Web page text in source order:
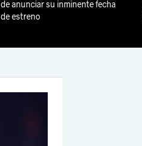
de anunciar su inminente fecha
de estreno